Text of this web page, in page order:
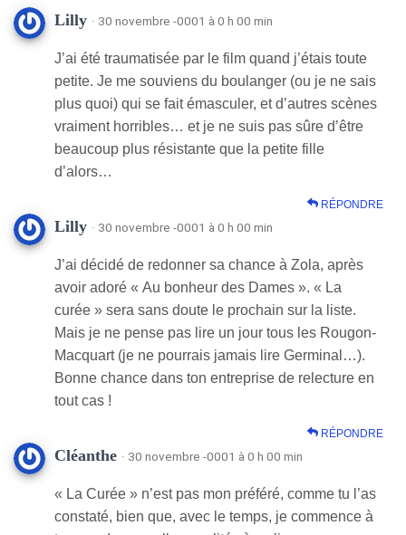
Lilly · 30 novembre -0001 à 0 h 00 min
J’ai été traumatisée par le film quand j’étais toute
petite. Je me souviens du boulanger (ou je ne sais
plus quoi) qui se fait émasculer, et d’autres scènes
vraiment horribles… et je ne suis pas sûre d’être
beaucoup plus résistante que la petite fille
d’alors…
RÉPONDRE
Lilly · 30 novembre -0001 à 0 h 00 min
J’ai décidé de redonner sa chance à Zola, après
avoir adoré « Au bonheur des Dames ». « La
curée » sera sans doute le prochain sur la liste.
Mais je ne pense pas lire un jour tous les Rougon-
Macquart (je ne pourrais jamais lire Germinal…).
Bonne chance dans ton entreprise de relecture en
tout cas !
RÉPONDRE
Cléanthe · 30 novembre -0001 à 0 h 00 min
« La Curée » n’est pas mon préféré, comme tu l’as
constaté, bien que, avec le temps, je commence à